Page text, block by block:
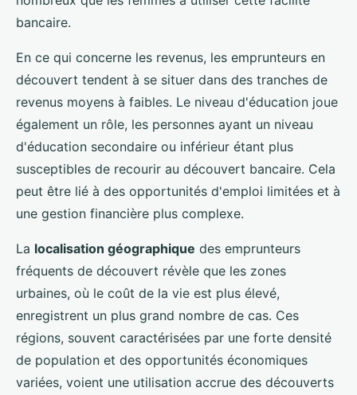
bancaire.
En ce qui concerne les revenus, les emprunteurs en
découvert tendent à se situer dans des tranches de
revenus moyens à faibles. Le niveau d'éducation joue
également un rôle, les personnes ayant un niveau
d'éducation secondaire ou inférieur étant plus
susceptibles de recourir au découvert bancaire. Cela
peut être lié à des opportunités d'emploi limitées et à
une gestion financière plus complexe.
La localisation géographique des emprunteurs
fréquents de découvert révèle que les zones
urbaines, où le coût de la vie est plus élevé,
enregistrent un plus grand nombre de cas. Ces
régions, souvent caractérisées par une forte densité
de population et des opportunités économiques
variées, voient une utilisation accrue des découverts